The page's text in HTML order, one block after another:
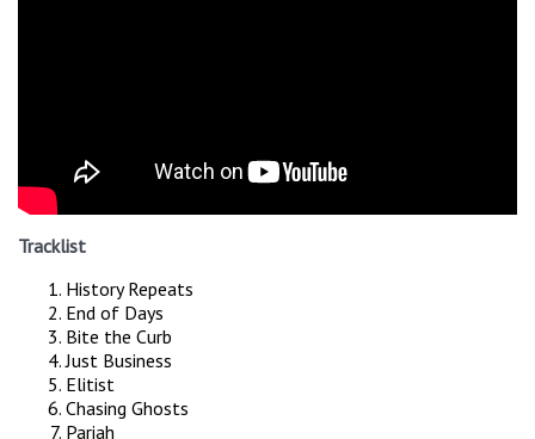
Tracklist
History Repeats
End of Days
Bite the Curb
Just Business
Elitist
Chasing Ghosts
Pariah